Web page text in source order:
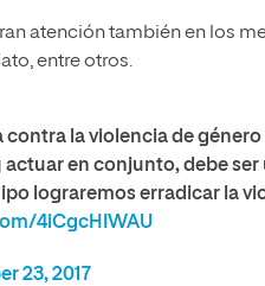
atención también en los
entre otros.
la violencia de género
en conjunto, debe ser
lograremos erradicar la
4iCgcHIWAU
23, 2017